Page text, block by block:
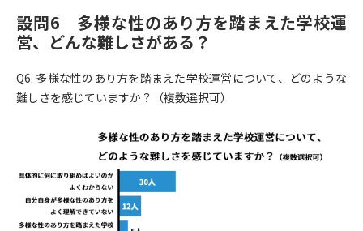
設問6 多様な性のあり方を踏まえた学校運
営、どんな難しさがある？
Q6. 多様な性のあり方を踏まえた学校運営について、どのような
難しさを感じていますか？（複数選択可）